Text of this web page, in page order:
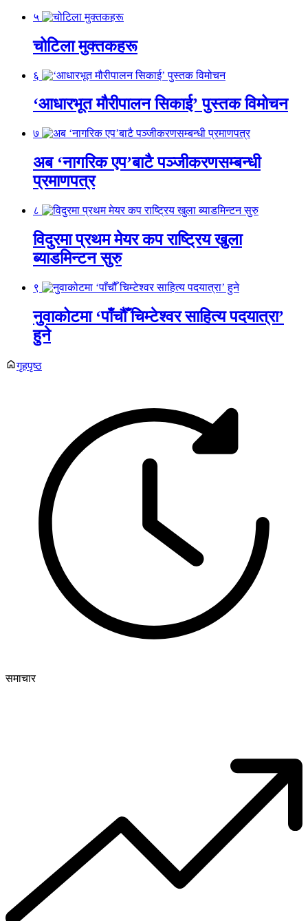
५
चोटिला मुक्तकहरू
६
‘आधारभूत मौरीपालन सिकाई’ पुस्तक विमोचन
७
अब ‘नागरिक एप’बाटै पञ्जीकरणसम्बन्धी
प्रमाणपत्र
८
विदुरमा प्रथम मेयर कप राष्ट्रिय खुला
ब्याडमिन्टन सुरु
९
नुवाकोटमा ‘पाँचौँ चिम्टेश्वर साहित्य पदयात्रा’
हुने
गृहपृष्ठ
समाचार